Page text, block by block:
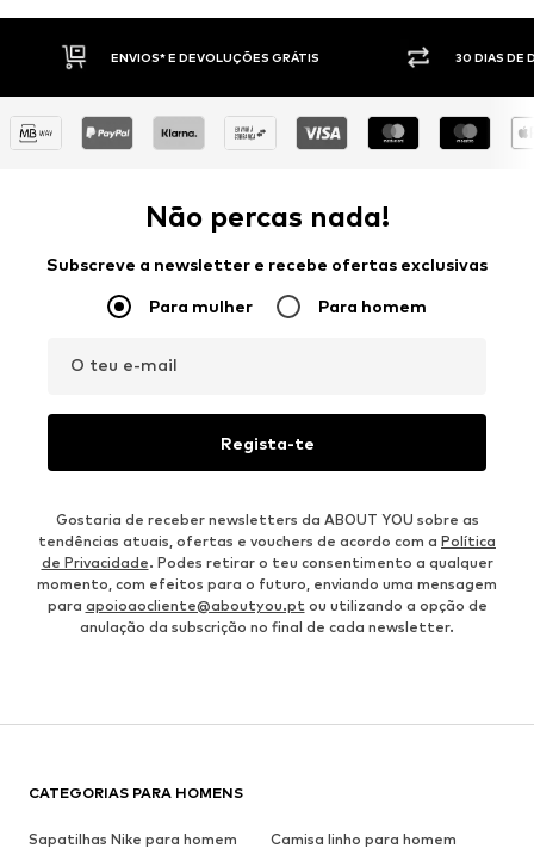
30 DIAS DE DIREITO DE DEVOLUÇÃO
Não percas nada!
Subscreve a newsletter e recebe ofertas exclusivas
Para mulher Para homem
O teu e-mail
Regista-te
Gostaria de receber newsletters da ABOUT YOU sobre as
tendências atuais, ofertas e vouchers de acordo com a Política
de Privacidade. Podes retirar o teu consentimento a qualquer
momento, com efeitos para o futuro, enviando uma mensagem
para apoioaocliente@aboutyou.ptou utilizando a opção de
anulação da subscrição no final de cada newsletter.
CATEGORIAS PARA HOMENS
Sapatilhas Nike para homem
Camisa linho para homem